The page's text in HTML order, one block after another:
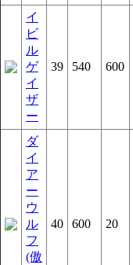
イ
ビ
ル
ゲ
イ
ザ
ー
39 540 600
ダ
イ
ア
ー
ウ
ル
フ
(傲
40 600 20